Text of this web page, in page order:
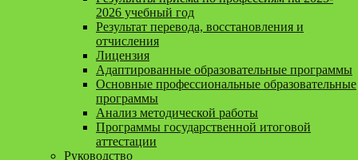
2026 учебный год
Результат перевода, восстановления и
отчисления
Лицензия
Адаптированные образовательные программы
Основные профессиональные образовательные
программы
Анализ методической работы
Программы государственной итоговой
аттестации
Руководство